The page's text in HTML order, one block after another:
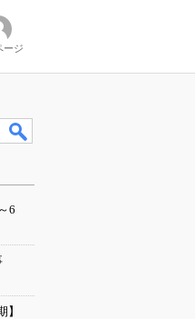
ージ
6